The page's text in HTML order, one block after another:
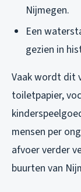
Nijmegen.
Een
gezien in
Vaak wordt dit
toiletpapier,
mensen per
afvoer verder
buurten van